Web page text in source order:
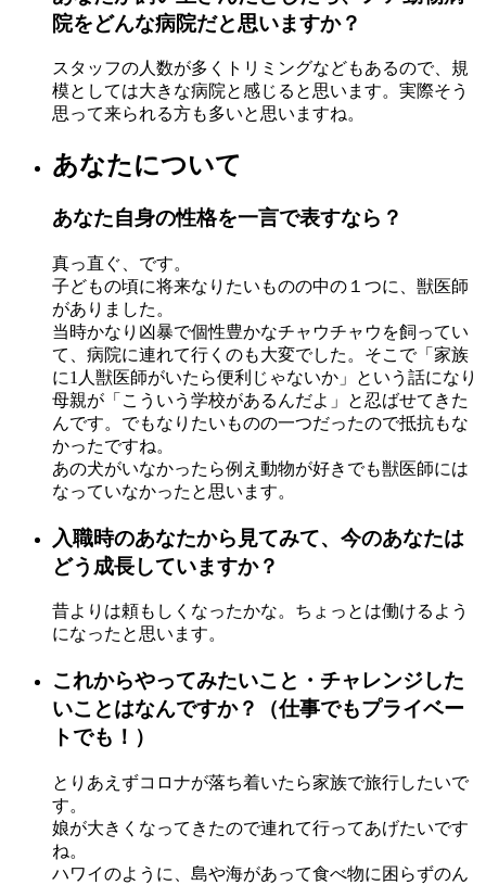
院をどんな病院だと思いますか？
スタッフの人数が多くトリミングなどもあるので、規
模としては大きな病院と感じると思います。実際そう
思って来られる方も多いと思いますね。
あなたについて
あなた自身の性格を一言で表すなら？
真っ直ぐ、です。
子どもの頃に将来なりたいものの中の１つに、獣医師
がありました。
当時かなり凶暴で個性豊かなチャウチャウを飼ってい
て、病院に連れて行くのも大変でした。そこで「家族
に1人獣医師がいたら便利じゃないか」という話になり
母親が「こういう学校があるんだよ」と忍ばせてきた
んです。でもなりたいものの一つだったので抵抗もな
かったですね。
あの犬がいなかったら例え動物が好きでも獣医師には
なっていなかったと思います。
入職時のあなたから見てみて、今のあなたは
どう成長していますか？
昔よりは頼もしくなったかな。ちょっとは働けるよう
になったと思います。
これからやってみたいこと・チャレンジした
いことはなんですか？（仕事でもプライベー
トでも！）
とりあえずコロナが落ち着いたら家族で旅行したいで
す。
娘が大きくなってきたので連れて行ってあげたいです
ね。
ハワイのように、島や海があって食べ物に困らずのん